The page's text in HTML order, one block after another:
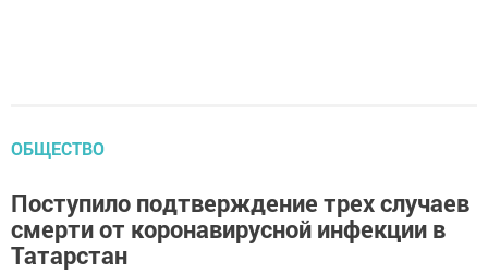
ОБЩЕСТВО
Поступило подтверждение трех случаев
смерти от коронавирусной инфекции в
Татарстан